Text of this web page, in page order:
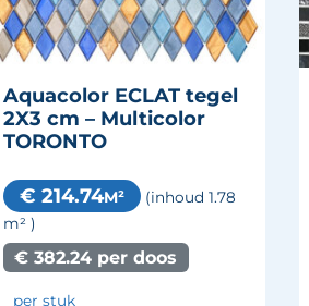
Aquacolor ECLAT tegel
2X3 cm – Multicolor
TORONTO
€ 214.74M²
(inhoud 1.78
m² )
€ 382.24 per doos
per stuk